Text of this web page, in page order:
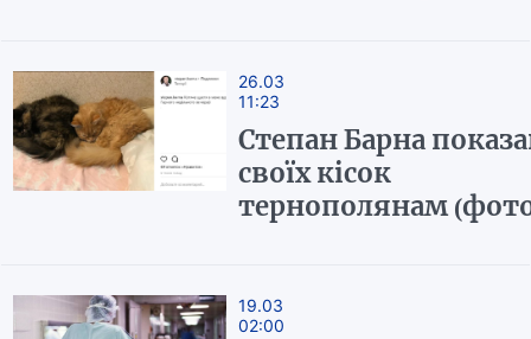
26.03
11:23
Степан Барна
своїх кісок
тернополянам
19.03
02:00